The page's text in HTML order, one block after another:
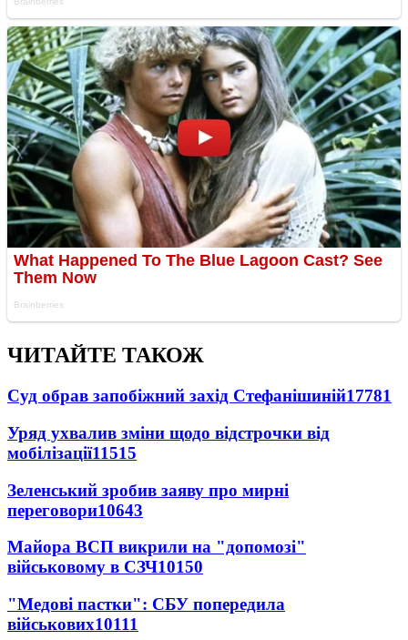
ЧИТАЙТЕ ТАКОЖ
Суд обрав запобіжний захід Стефанішиній17781
Уряд ухвалив зміни щодо відстрочки від
мобілізації11515
Зеленський зробив заяву про мирні
переговори10643
Майора ВСП викрили на "допомозі"
військовому в СЗЧ10150
"Медові пастки": СБУ попередила
військових10111